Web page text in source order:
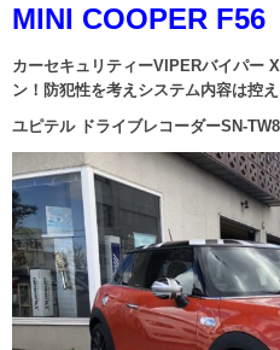
MINI COOPER F56
カーセキュリティーVIPERバイパー
ン！防犯性を考えシステム内容は控え
ユピテル ドライブレコーダーSN-